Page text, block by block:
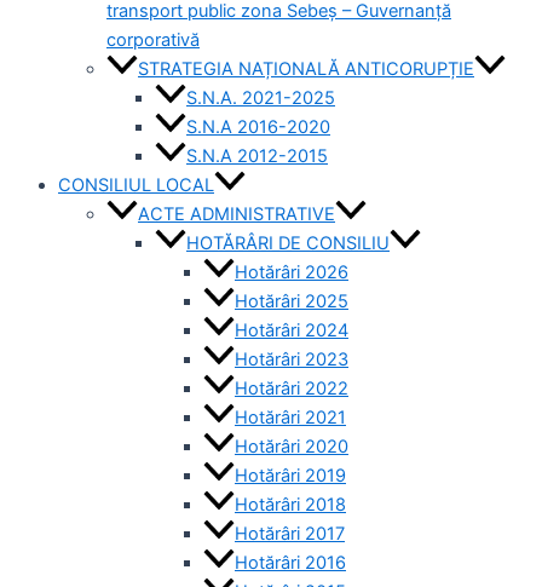
transport public zona Sebeș – Guvernanță
corporativă
STRATEGIA NAȚIONALĂ ANTICORUPȚIE
S.N.A. 2021-2025
S.N.A 2016-2020
S.N.A 2012-2015
CONSILIUL LOCAL
ACTE ADMINISTRATIVE
HOTĂRÂRI DE CONSILIU
Hotărâri 2026
Hotărâri 2025
Hotărâri 2024
Hotărâri 2023
Hotărâri 2022
Hotărâri 2021
Hotărâri 2020
Hotărâri 2019
Hotărâri 2018
Hotărâri 2017
Hotărâri 2016